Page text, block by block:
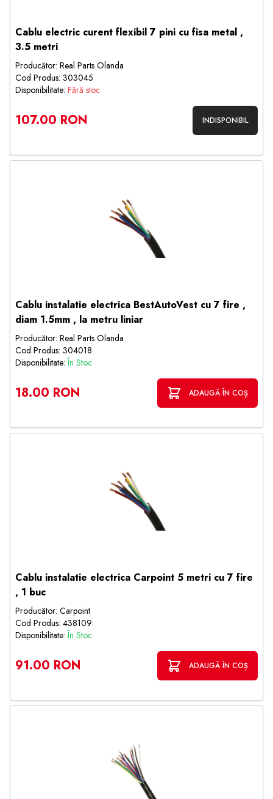
Cablu electric curent flexibil 7 pini cu fisa metal ,
3.5 metri
Producător: Real Parts Olanda
Cod Produs: 303045
Disponibilitate: Fără stoc
107.00 RON INDISPONIBIL
Cablu instalatie electrica BestAutoVest cu 7 fire ,
diam 1.5mm , la metru liniar
Producător: Real Parts Olanda
Cod Produs: 304018
Disponibilitate:În Stoc
18.00 RON ADAUGĂ ÎN COȘ
Cablu instalatie electrica Carpoint 5 metri cu 7 fire
, 1 buc
Producător: Carpoint
Cod Produs: 438109
Disponibilitate:În Stoc
91.00 RON ADAUGĂ ÎN COȘ